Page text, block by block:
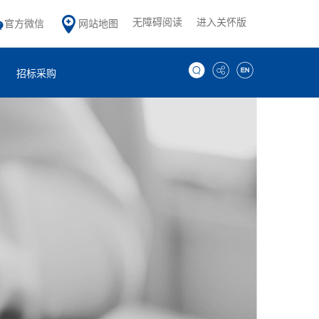
官方微信 网站地图 无障碍阅读 进入关怀版
招标采购